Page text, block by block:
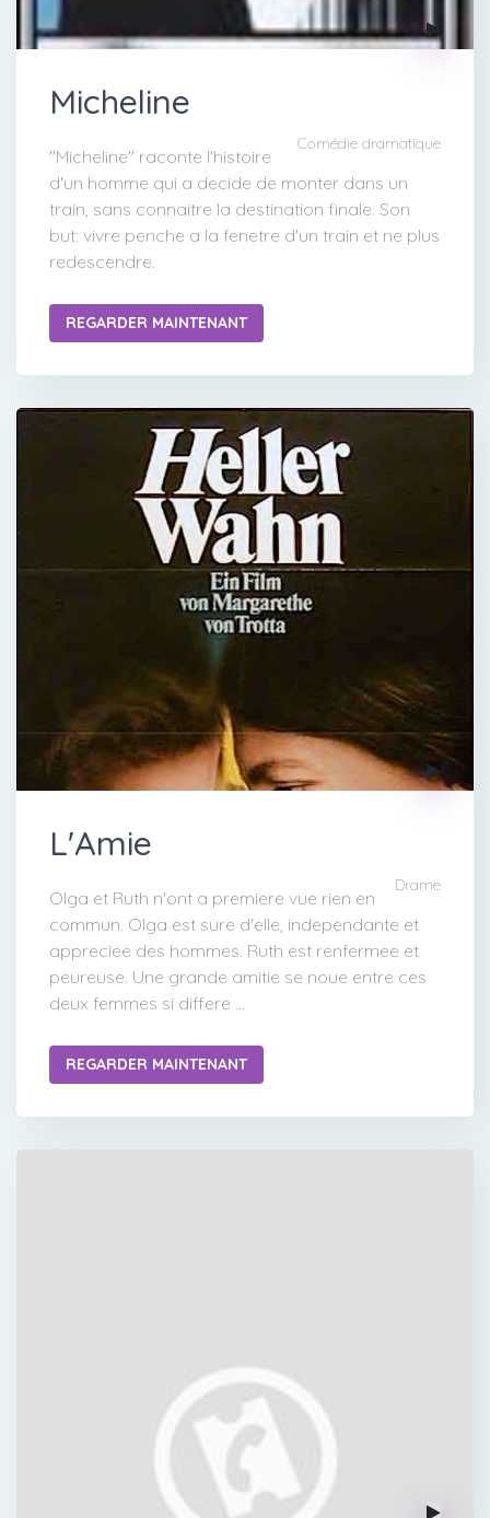
Micheline
Comédie dramatique
"Micheline" raconte l'histoire
d'un homme qui a decide de monter dans un
train, sans connaitre la destination finale. Son
but: vivre penche a la fenetre d'un train et ne plus
redescendre.
REGARDER MAINTENANT
L'Amie
Drame
Olga et Ruth n'ont a premiere vue rien en
commun. Olga est sure d'elle, independante et
appreciee des hommes. Ruth est renfermee et
peureuse. Une grande amitie se noue entre ces
deux femmes si differe ...
REGARDER MAINTENANT